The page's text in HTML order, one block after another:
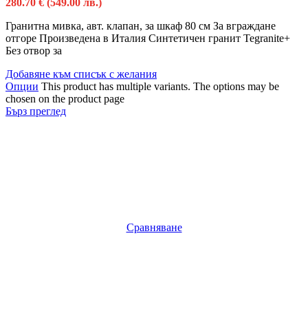
280.70 € (549.00 лв.)
Гранитна мивка, авт. клапан, за шкаф 80 см За вграждане
отгоре Произведена в Италия Синтетичен гранит Tegranite+
Без отвор за
Добавяне към списък с желания
Опции This product has multiple variants. The options may be
chosen on the product page
Бърз преглед
Сравняване